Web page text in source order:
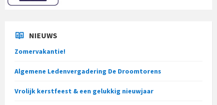
NIEUWS
Zomervakantie!
Algemene Ledenvergadering De Droomtorens
Vrolijk kerstfeest & een gelukkig nieuwjaar